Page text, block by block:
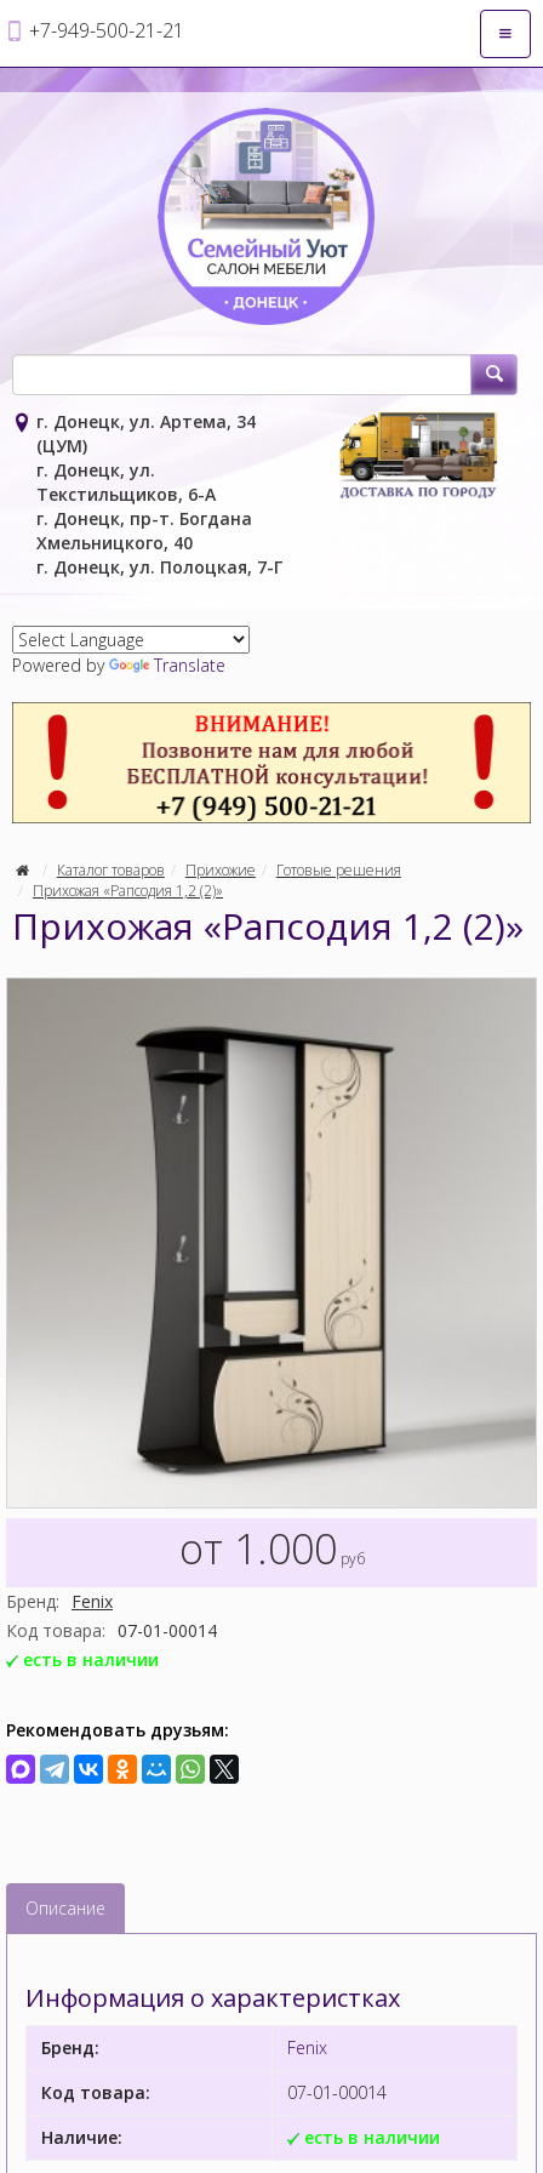
+7-949-500-21-21
г. Донецк, ул. Артема, 34
(ЦУМ)
г. Донецк, ул.
Текстильщиков, 6-А
г. Донецк, пр-т. Богдана
Хмельницкого, 40
г. Донецк, ул. Полоцкая, 7-Г
Powered by Translate
Каталог товаров Прихожие
Готовые решения
Прихожая «Рапсодия 1,2 (2)»
Прихожая «Рапсодия 1,2 (2)»
от 1.000 руб
Бренд:
Fenix
Код товара: 07-01-00014
есть в наличии
Рекомендовать друзьям:
Описание
Информация о характеристках
Бренд:
Fenix
Код товара:
07-01-00014
Наличие:
есть в наличии